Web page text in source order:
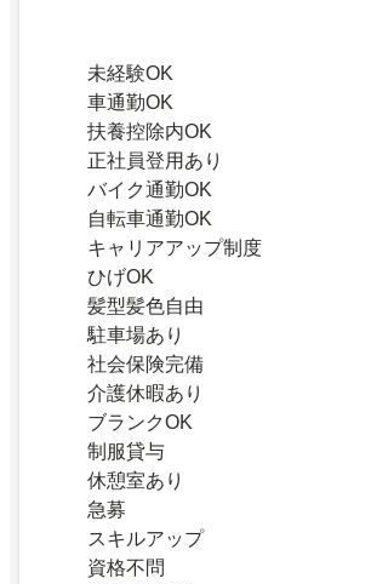
未経験OK
車通勤OK
扶養控除内OK
正社員登用あり
バイク通勤OK
自転車通勤OK
キャリアアップ制度
ひげOK
髪型髪色自由
駐車場あり
社会保険完備
介護休暇あり
ブランクOK
制服貸与
休憩室あり
急募
スキルアップ
資格不問